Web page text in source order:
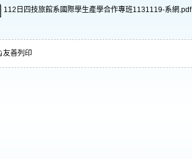
112日四技旅館系國際學生產學合作專班1131119-系網.pdf
友善列印